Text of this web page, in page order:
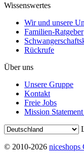
Wissenswertes
Wir und unsere
Familien-Ratgeber
Rückrufe
Über uns
Unsere Gruppe
Kontakt
Freie Jobs
Mission
© 2010-2026 niceshops